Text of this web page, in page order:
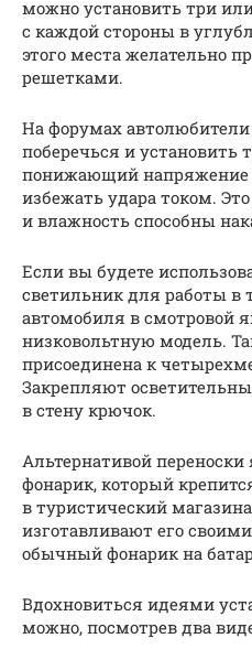
можно установить три
с каждой стороны в
этого места желательно
решетками.
На форумах
поберечься и установить
понижающий напряжение
избежать удара током.
и влажность способны
Если вы будете
светильник для работы в
автомобиля в смотровой
низковольтную модель.
присоединена к
Закрепляют
в стену крючок.
Альтернативой
фонарик, который
в туристический
изготавливают его
обычный фонарик на
Вдохновиться идеями
можно, посмотрев два